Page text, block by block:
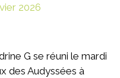
2026
G se réuni le mardi
des Audyssées à